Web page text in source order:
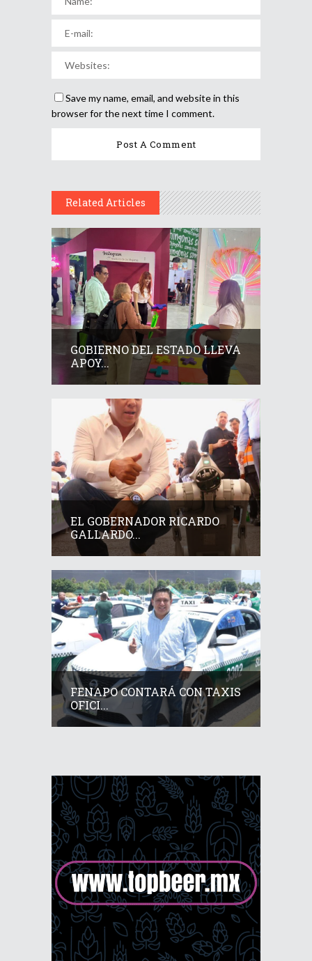
Save my name, email, and website in this
browser for the next time I comment.
Related Articles
GOBIERNO DEL ESTADO LLEVA
APOY...
EL GOBERNADOR RICARDO
GALLARDO...
FENAPO CONTARÁ CON TAXIS
OFICI...